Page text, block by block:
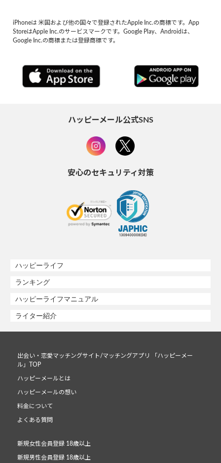
iPhoneは 米国および他の国々で登録されたApple Inc.の商標です。App
StoreはApple Inc.のサービスマークです。Google Play、Androidは、
Google Inc.の商標または登録商標です。
ハッピーメール公式SNS
安心のセキュリティ対策
ハッピーライフ
ランキング
ハッピーライフマニュアル
ライター紹介
出会い・恋愛マッチングサイト/マッチングアプリ 「ハッピーメー
ル」TOP
ハッピーメールとは
ハッピーメールの想い
料金について
よくある質問
新規女性会員登録 18歳以上
新規男性会員登録 18歳以上